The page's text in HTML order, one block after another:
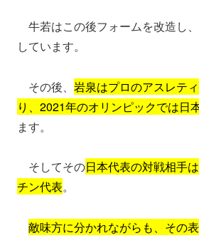
牛若はこの後フォームを改造し
しています。
その後、 岩泉はプロのアスレテ
り、2021年のオリンピックでは日
ます。
そしてその日本代表の対戦相手
チン代表。
敵味方に分かれながらも、その